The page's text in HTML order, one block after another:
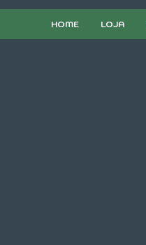
HOME LOJA